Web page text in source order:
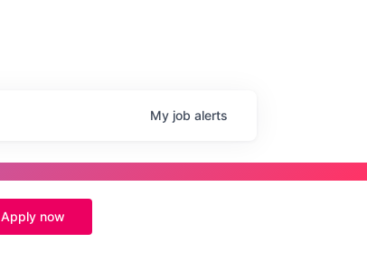
My job alerts
Apply now